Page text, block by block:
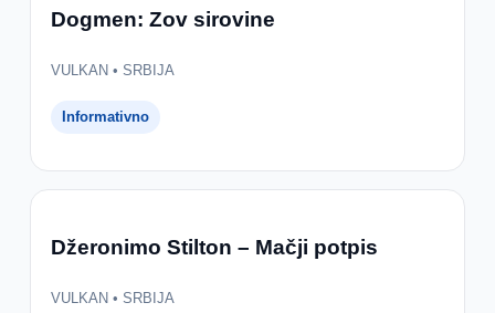
Dogmen: Zov sirovine
VULKAN • SRBIJA
Informativno
Džeronimo Stilton – Mačji potpis
VULKAN • SRBIJA